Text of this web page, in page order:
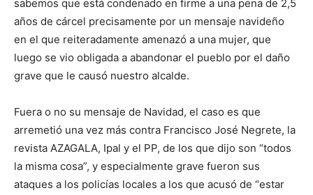
sabemos que está condenado en firme a una pena de 2,5
años de cárcel precisamente por un mensaje navideño
en el que reiteradamente amenazó a una mujer, que
luego se vio obligada a abandonar el pueblo por el daño
grave que le causó nuestro alcalde.
Fuera o no su mensaje de Navidad, el caso es que
arremetió una vez más contra Francisco José Negrete, la
revista AZAGALA, Ipal y el PP, de los que dijo son “todos
la misma cosa”, y especialmente grave fueron sus
ataques a los policías locales a los que acusó de “estar